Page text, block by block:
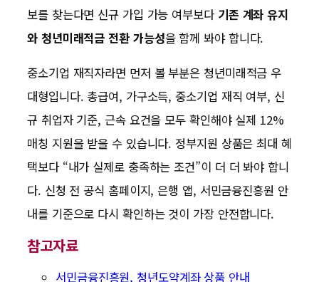
보를 찾는다면 신규 가입 가능 여부보다 기존 계좌 유지
와 청년미래적금 전환 가능성을 함께 봐야 합니다.
중소기업 재직자라면 먼저 볼 부분은 청년미래적금 우
대형입니다. 총급여, 가구소득, 중소기업 재직 여부, 신
규 취업자 기준, 근속 요건을 모두 확인해야 실제 12%
매칭 지원을 받을 수 있습니다. 정부지원 상품은 최대 혜
택보다 “내가 실제로 충족하는 조건”이 더 더 봐야 합니
다. 신청 전 공식 홈페이지, 은행 앱, 서민금융진흥원 안
내를 기준으로 다시 확인하는 것이 가장 안전합니다.
참고자료
서민금융진흥원, 청년도약계좌 상품 안내